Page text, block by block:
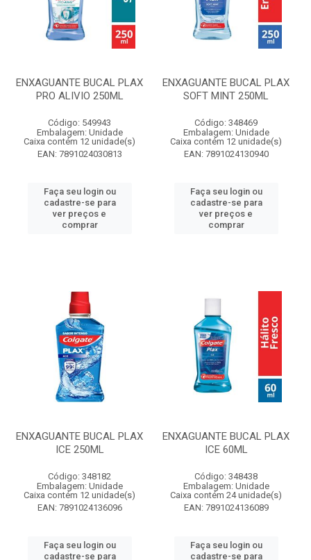
ENXAGUANTE BUCAL PLAX
PRO ALIVIO 250ML
Código: 549943
Embalagem: Unidade
Caixa contém 12 unidade(s)
EAN: 7891024030813
Faça seu login ou
cadastre-se para
ver preços e
comprar
ENXAGUANTE BUCAL PLAX
SOFT MINT 250ML
Código: 348469
Embalagem: Unidade
Caixa contém 12 unidade(s)
EAN: 7891024130940
Faça seu login ou
cadastre-se para
ver preços e
comprar
ENXAGUANTE BUCAL PLAX
ICE 250ML
Código: 348182
Embalagem: Unidade
Caixa contém 12 unidade(s)
EAN: 7891024136096
Faça seu login ou
cadastre-se para
ENXAGUANTE BUCAL PLAX
ICE 60ML
Código: 348438
Embalagem: Unidade
Caixa contém 24 unidade(s)
EAN: 7891024136089
Faça seu login ou
cadastre-se para